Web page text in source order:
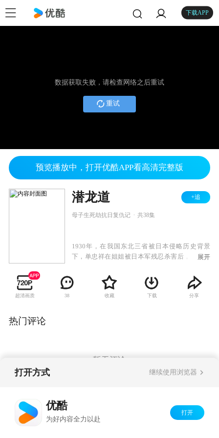
下载APP
数据获取失败，请检查网络之后重试
重试
预览播放中，打开优酷APP看高清完整版
潜龙道 +追
母子生死劫抗日复仇记 共38集
1930年，在我国东北三省被日本侵略历史背景
下，单忠祥在姐姐被日本军残忍杀害后，对日本
祥在用生命和智慧捍卫中华民族的尊严的同时，
也在对敌斗争的残酷环境下完成了人格自我救赎
和升华，以此歌颂了千千万万“龙的传人”不屈不
展开
超清画质 38 收藏 下载 分享
热门评论
暂无评论
打开方式 继续使用浏览器
优酷
为好内容全力以赴
打开